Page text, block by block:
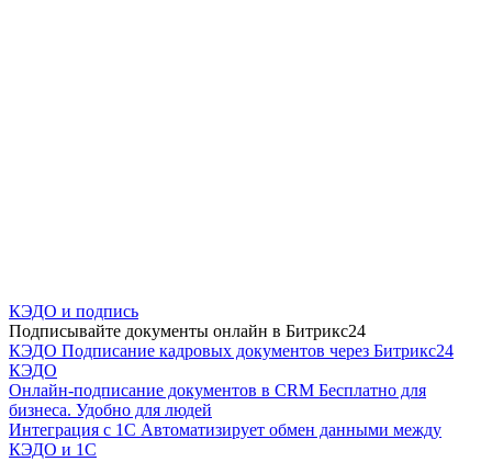
КЭДО и подпись
Подписывайте документы онлайн в Битрикс24
КЭДО Подписание кадровых документов через Битрикс24
КЭДО
Онлайн-подписание документов в CRM Бесплатно для
бизнеса. Удобно для людей
Интеграция с 1С Автоматизирует обмен данными между
КЭДО и 1С